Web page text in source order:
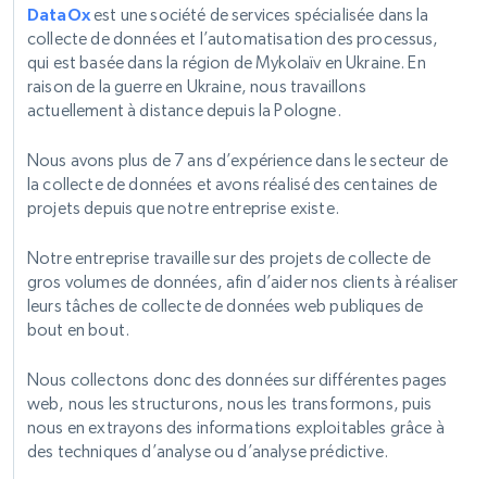
DataOx est une société de services spécialisée dans la
collecte de données et l’automatisation des processus,
qui est basée dans la région de Mykolaïv en Ukraine. En
raison de la guerre en Ukraine, nous travaillons
actuellement à distance depuis la Pologne.
Nous avons plus de 7 ans d’expérience dans le secteur de
la collecte de données et avons réalisé des centaines de
projets depuis que notre entreprise existe.
Notre entreprise travaille sur des projets de collecte de
gros volumes de données, afin d’aider nos clients à réaliser
leurs tâches de collecte de données web publiques de
bout en bout.
Nous collectons donc des données sur différentes pages
web, nous les structurons, nous les transformons, puis
nous en extrayons des informations exploitables grâce à
des techniques d’analyse ou d’analyse prédictive.